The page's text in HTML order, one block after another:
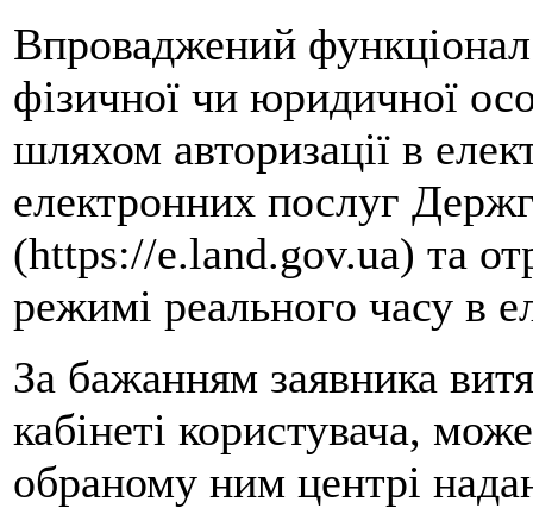
Впроваджений функціонал
фізичної чи юридичної
шляхом авторизації в
електронних послуг
(https://e.land.gov.ua) та
режимі реального часу в
За бажанням заявника
кабінеті користувача,
обраному ним центрі